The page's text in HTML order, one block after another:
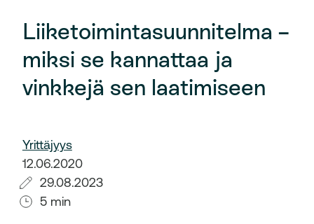
Liiketoimintasuunnitelma –
miksi se kannattaa ja
vinkkejä sen laatimiseen
Yrittäjyys
12.06.2020
29.08.2023
5 min